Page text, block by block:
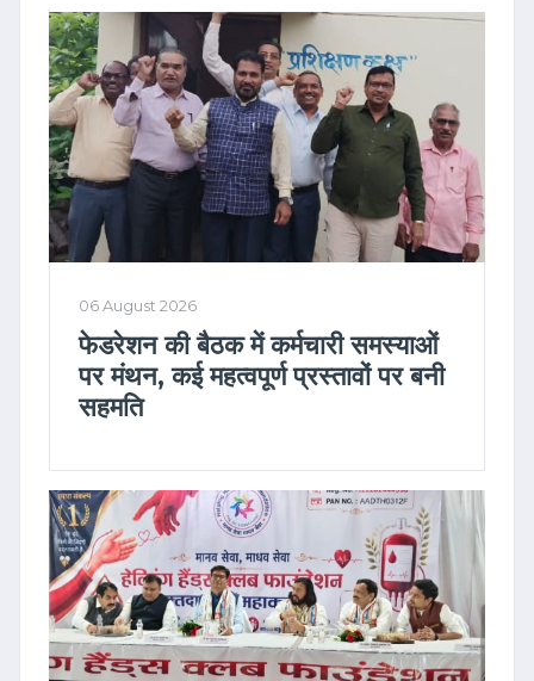
06 August 2026
फेडरेशन की बैठक में कर्मचारी समस्याओं
पर मंथन, कई महत्वपूर्ण प्रस्तावों पर बनी
सहमति